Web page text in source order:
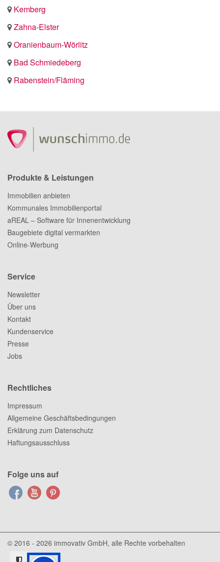
Kemberg
Zahna-Elster
Oranienbaum-Wörlitz
Bad Schmiedeberg
Rabenstein/Fläming
Produkte & Leistungen
Immobilien anbieten
Kommunales Immobilienportal
aREAL – Software für Innenentwicklung
Baugebiete digital vermarkten
Online-Werbung
Service
Newsletter
Über uns
Kontakt
Kundenservice
Presse
Jobs
Rechtliches
Impressum
Allgemeine Geschäftsbedingungen
Erklärung zum Datenschutz
Haftungsausschluss
Folge uns auf
© 2016 - 2026 immovativ GmbH, alle Rechte vorbehalten